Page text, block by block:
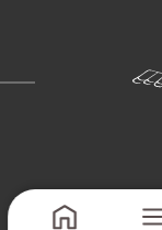
Copyright 2026 -